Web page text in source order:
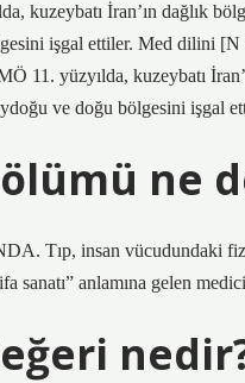
kuzeybatı İran’ın dağlık
işgal ettiler. Med dilini
11. yüzyılda, kuzeybatı
ve doğu bölgesini işgal
ne
Tıp, insan vücudundaki
sanatı” anlamına gelen